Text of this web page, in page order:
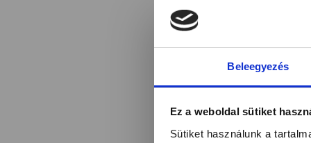
Beleegyezés
Ez a weboldal sütiket
Sütiket használunk a
Értesülj egy